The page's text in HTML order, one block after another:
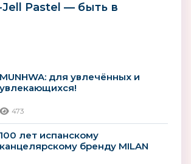
Jell Pastel — быть в
MUNHWA: для увлечённых и
увлекающихся!
473
100 лет испанскому
канцелярскому бренду MILAN